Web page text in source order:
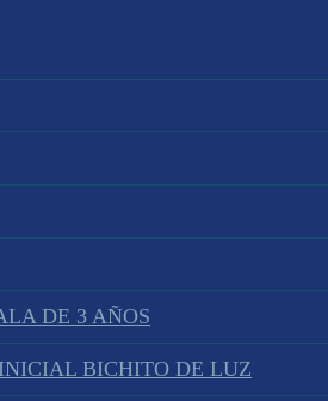
DE 3 AÑOS
BICHITO DE LUZ